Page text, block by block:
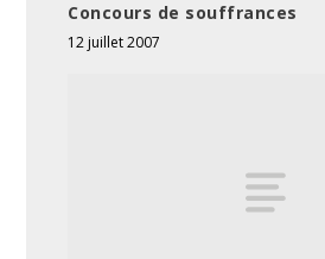
Concours de souffrances
12 juillet 2007